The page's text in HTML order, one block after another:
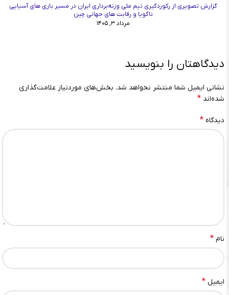
گزارش تصویری از رکوردگیری تیم ملی وزنه‌برداری ایران در مسیر بازی های آسیایی
ناگویا و رقابت های جهانی چین
مرداد ۳, ۱۴۰۵
دیدگاهتان را بنویسید
نشانی ایمیل شما منتشر نخواهد شد. بخش‌های موردنیاز علامت‌گذاری
شده‌اند *
دیدگاه *
نام *
ایمیل *